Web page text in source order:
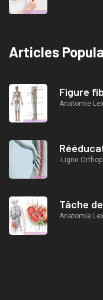
Articles
Figure
Anatomie
-Ligne
Tâche
Anatomie